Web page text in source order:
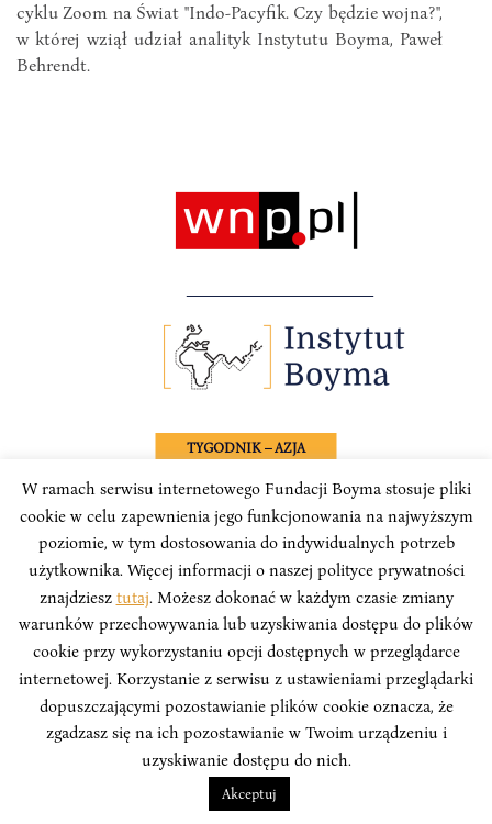
cyklu Zoom na Świat "Indo-Pacyfik. Czy będzie wojna?",
w której wziął udział analityk Instytutu Boyma, Paweł
Behrendt.
TYGODNIK – AZJA
Azjatech #186: Mikroprocesory z Indii?
Przyjdzie na nie jeszcze poczekać
Azjatech to cotygodniowy przegląd najważniejszych
informacji o innowacjach i technologii w krajach Azji,
tworzony przez zespół analityków Instytutu Boyma we
współpracy z Polskim Towarzystwem Wspierania
Przedsiębiorczości.
W ramach serwisu internetowego Fundacji Boyma stosuje pliki
cookie w celu zapewnienia jego funkcjonowania na najwyższym
poziomie, w tym dostosowania do indywidualnych potrzeb
użytkownika. Więcej informacji o naszej polityce prywatności
znajdziesz tutaj. Możesz dokonać w każdym czasie zmiany
warunków przechowywania lub uzyskiwania dostępu do plików
cookie przy wykorzystaniu opcji dostępnych w przeglądarce
internetowej. Korzystanie z serwisu z ustawieniami przeglądarki
dopuszczającymi pozostawianie plików cookie oznacza, że
zgadzasz się na ich pozostawianie w Twoim urządzeniu i
uzyskiwanie dostępu do nich.
Akceptuj